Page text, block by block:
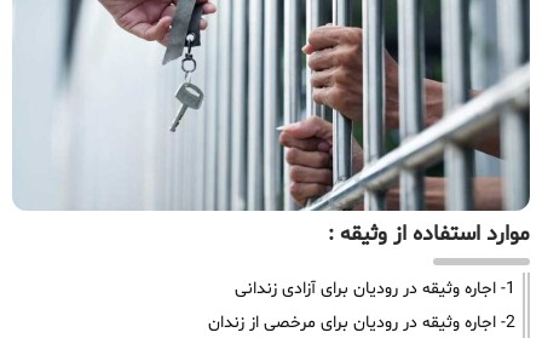
موارد استفاده از وثیقه :
1- اجاره وثیقه در رودیان برای آزادی زندانی
2- اجاره وثیقه در رودیان برای مرخصی از زندان